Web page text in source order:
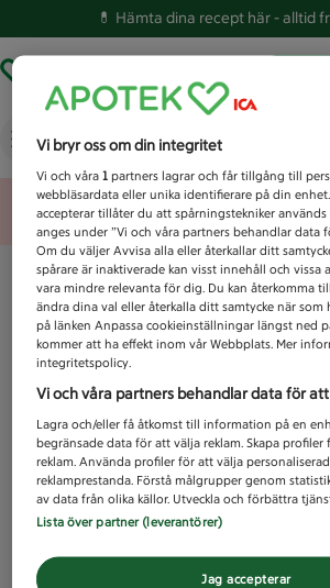
💊 Hämta dina recept här -alltid
Vad letar du efter idag?
Unknown error
Vi bryr oss om din integritet
Vi och våra1 partners lagrar och får tillgång till
webbläsardata eller unika identifierare på din
accepterar tillåter du att spårningstekniker
anges under ”Vi och våra partners behandlar data
Om du väljer Avvisa alla eller återkallar ditt
spårare är inaktiverade kan visst innehåll och vissa
vara mindre relevanta för dig. Du kan återkomma
ändra dina val eller återkalla ditt samtycke när som
på länken Anpassa cookieinställningar längst ned
kommer att ha effekt inom vår Webbplats. Mer
integritetspolicy.
Vi och våra partners behandlar data för
Lagra och/eller få åtkomst till information på en
begränsade data för att välja reklam. Skapa profiler
reklam. Använda profiler för att välja
reklamprestanda. Förstå målgrupper genom
av data från olika källor. Utveckla och förbättra
Lista över partner (leverantörer)
Jag accepterar